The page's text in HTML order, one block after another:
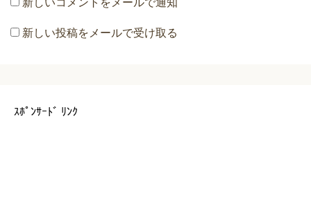
新しいコメントをメールで通知
新しい投稿をメールで受け取る
ｽﾎﾟﾝｻｰﾄﾞ ﾘﾝｸ